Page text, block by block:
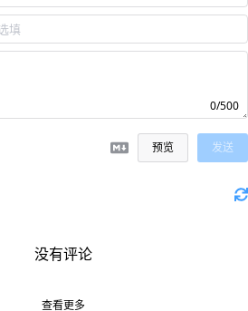
0/500
预览 发送
没有评论
查看更多